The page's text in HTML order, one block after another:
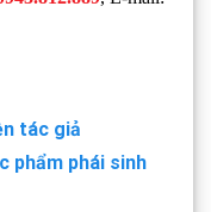
tác giả
phẩm phái sinh